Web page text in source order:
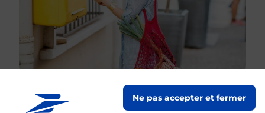
Ne pas accepter et fermer